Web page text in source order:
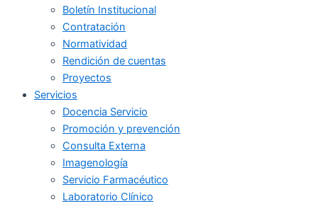
Boletín Institucional
Contratación
Normatividad
Rendición de cuentas
Proyectos
Servicios
Docencia Servicio
Promoción y prevención
Consulta Externa
Imagenología
Servicio Farmacéutico
Laboratorio Clínico